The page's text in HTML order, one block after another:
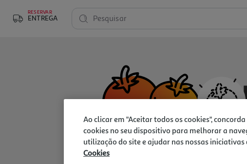
RESERVAR
ENTREGA Pesquisar
Ao clicar em "Aceitar todos os cookies",
cookies no seu dispositivo para melhorar a
utilização do site e ajudar nas nossas
Cookies